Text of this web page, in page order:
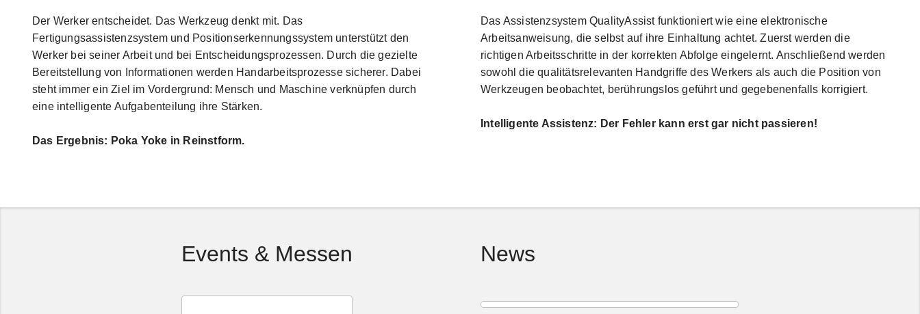
Der Werker entscheidet. Das Werkzeug denkt mit. Das
Fertigungsassistenzsystem und Positionserkennungssystem unterstützt den
Werker bei seiner Arbeit und bei Entscheidungs­prozessen. Durch die gezielte
Bereitstellung von Informationen werden Handarbeitsprozesse sicherer. Dabei
steht immer ein Ziel im Vordergrund: Mensch und Maschine verknüpfen durch
eine intelligente Aufgabenteilung ihre Stärken.
Das Ergebnis: Poka Yoke in Reinstform.
Das Assistenzsystem QualityAssist funktioniert wie eine elektronische
Arbeitsanweisung, die selbst auf ihre Einhaltung achtet. Zuerst werden die
richtigen Arbeitsschritte in der korrekten Abfolge eingelernt. Anschließend werden
sowohl die qualitätsrelevanten Handgriffe des Werkers als auch die Position von
Werkzeugen beobachtet, berührungslos geführt und gegebenenfalls korrigiert.
Intelligente Assistenz: Der Fehler kann erst gar nicht passieren!
Events & Messen News